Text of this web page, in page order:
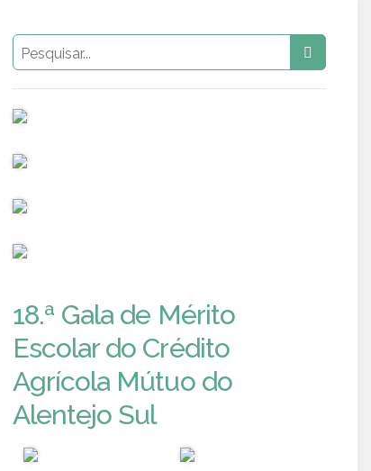
18.ª Gala de Mérito
Escolar do Crédito
Agrícola Mútuo do
Alentejo Sul